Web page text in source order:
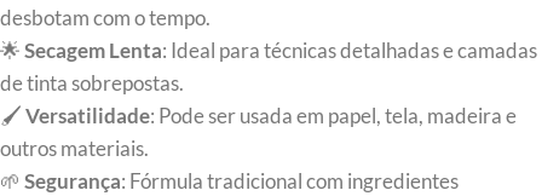
desbotam com o tempo.
🌟Secagem Lenta: Ideal para técnicas detalhadas e camadas
de tinta sobrepostas.
🖌️Versatilidade: Pode ser usada em papel, tela, madeira e
outros materiais.
🌱 Segurança: Fórmula tradicional com ingredientes